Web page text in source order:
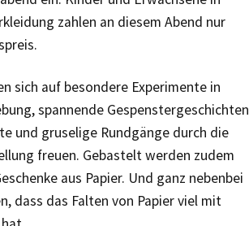
zahlen an diesem Abend nur
sich auf besondere Experimente in
spannende Gespenstergeschichten
und gruselige Rundgänge durch die
freuen. Gebastelt werden zudem
aus Papier. Und ganz nebenbei
dass das Falten von Papier viel mit